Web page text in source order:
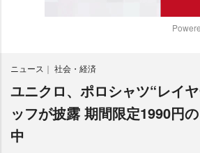
ニュース 社会・経済
ユニクロ、ポロシャツ“レイ
ッフが披露 期間限定1990円
中